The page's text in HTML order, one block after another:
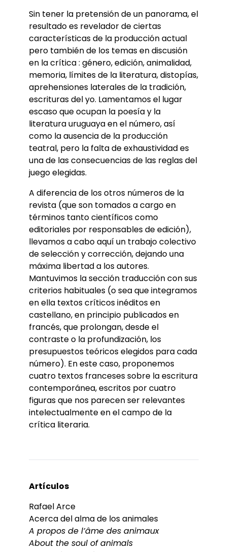
Sin tener la pretensión de un panorama, el
resultado es revelador de ciertas
características de la producción actual
pero también de los temas en discusión
en la crítica : género, edición, animalidad,
memoria, límites de la literatura, distopías,
aprehensiones laterales de la tradición,
escrituras del yo. Lamentamos el lugar
escaso que ocupan la poesía y la
literatura uruguaya en el número, así
como la ausencia de la producción
teatral, pero la falta de exhaustividad es
una de las consecuencias de las reglas del
juego elegidas.
A diferencia de los otros números de la
revista (que son tomados a cargo en
términos tanto científicos como
editoriales por responsables de edición),
llevamos a cabo aquí un trabajo colectivo
de selección y corrección, dejando una
máxima libertad a los autores.
Mantuvimos la sección traducción con sus
criterios habituales (o sea que integramos
en ella textos críticos inéditos en
castellano, en principio publicados en
francés, que prolongan, desde el
contraste o la profundización, los
presupuestos teóricos elegidos para cada
número). En este caso, proponemos
cuatro textos franceses sobre la escritura
contemporánea, escritos por cuatro
figuras que nos parecen ser relevantes
intelectualmente en el campo de la
crítica literaria.
Artículos
Rafael Arce
Acerca del alma de los animales
A propos de l’âme des animaux
About the soul of animals